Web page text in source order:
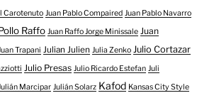
Carotenuto Juan Pablo Compaired Juan Pablo Navarro
Raffo Juan Raffo Jorge Minissale Juan
Juan Trapani Julian Julien Julia Zenko Julio Cortazar
Julio Presas Julio Ricardo Estefan Juli
Julián Marcipar Julián Solarz Kafod Kansas City Style